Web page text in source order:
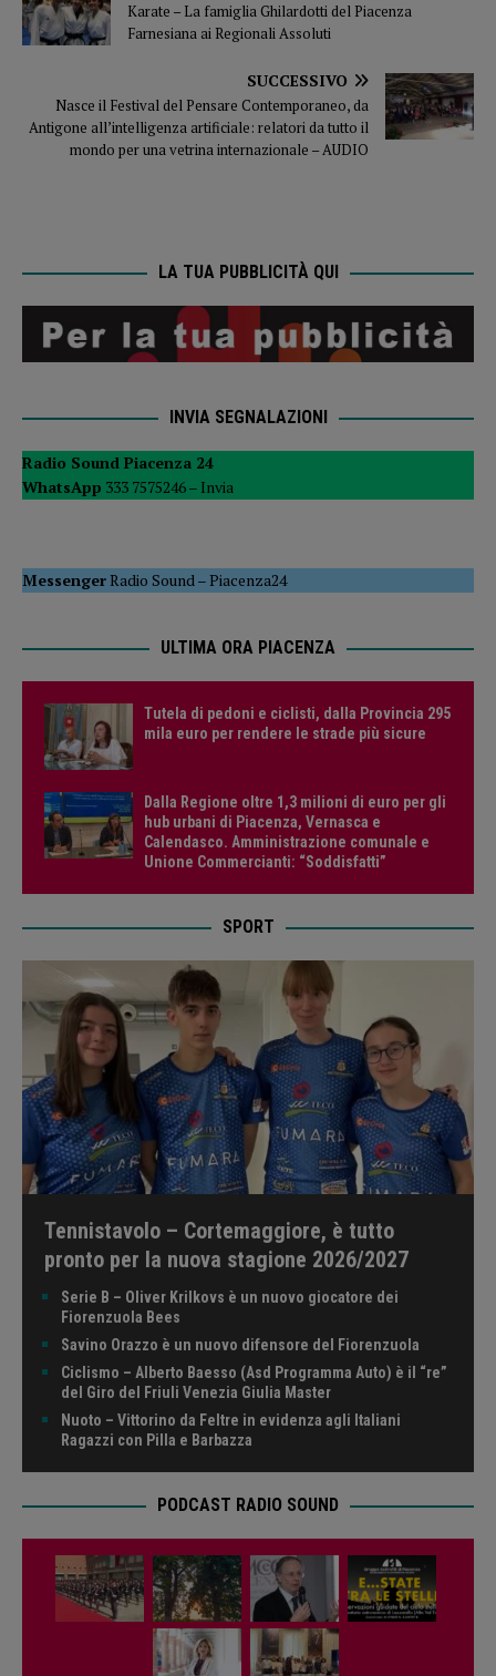
Karate – La famiglia Ghilardotti del Piacenza
Farnesiana ai Regionali Assoluti
SUCCESSIVO
Nasce il Festival del Pensare Contemporaneo, da
Antigone all’intelligenza artificiale: relatori da tutto il
mondo per una vetrina internazionale – AUDIO
LA TUA PUBBLICITÀ QUI
INVIA SEGNALAZIONI
Radio Sound Piacenza 24
WhatsApp 333 7575246 – Invia
MessengerRadio Sound–Piacenza24
ULTIMA ORA PIACENZA
Tutela di pedoni e ciclisti, dalla Provincia 295
mila euro per rendere le strade più sicure
Dalla Regione oltre 1,3 milioni di euro per gli
hub urbani di Piacenza, Vernasca e
Calendasco. Amministrazione comunale e
Unione Commercianti: “Soddisfatti”
SPORT
Tennistavolo – Cortemaggiore, è tutto
pronto per la nuova stagione 2026/2027
Serie B – Oliver Krilkovs è un nuovo giocatore dei
Fiorenzuola Bees
Savino Orazzo è un nuovo difensore del Fiorenzuola
Ciclismo – Alberto Baesso (Asd Programma Auto) è il “re”
del Giro del Friuli Venezia Giulia Master
Nuoto – Vittorino da Feltre in evidenza agli Italiani
Ragazzi con Pilla e Barbazza
PODCAST RADIO SOUND